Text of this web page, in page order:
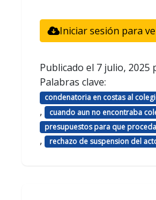
Iniciar sesión para
Publicado el 7 julio, 2025
Palabras clave:
condenatoria en costas al
, cuando aun no encontraba
presupuestos para que
, rechazo de suspension del